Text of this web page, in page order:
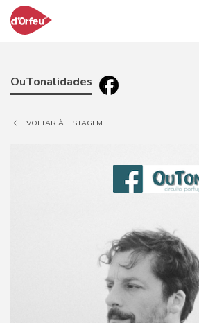
OuTonalidades
VOLTAR À LISTAGEM